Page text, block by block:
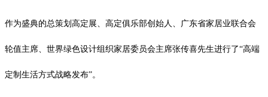
作为盛典的总策划高定展、高定俱乐部创始人、广东省家居业联合会
轮值主席、世界绿色设计组织家居委员会主席张传喜先生进行了“高端
定制生活方式战略发布”。